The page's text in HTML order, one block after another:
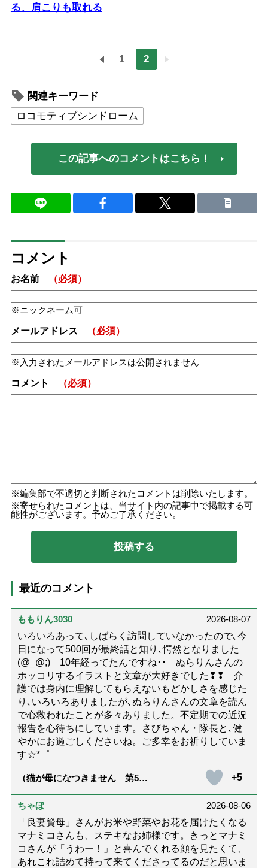
る、肩こりも取れる
1 2
関連キーワード
ロコモティブシンドローム
この記事へのコメントはこちら！
コメント
お名前 （必須）
ニックネーム可
メールアドレス （必須）
入力されたメールアドレスは公開されません
コメント （必須）
編集部で不適切と判断されたコメントは削除いたします。
寄せられたコメントは、当サイト内の記事中で掲載する可
能性がございます。予めご了承ください。
最近のコメント
ももりん3030
2026-08-07
いろいろあって､しばらく訪問していなかったので､今
日になって500回が最終話と知り､愕然となりました
(@_@;) 10年経ってたんですね･･ ぬらりんさんの
ホッコリするイラストと文章が大好きでした❢❢ 介
護では身内に理解してもらえないもどかしさを感じた
り､いろいろありましたが､ぬらりんさんの文章を読ん
で心救われたことが多々ありました。不定期での近況
報告を心待ちにしています。さびちゃん・隊長と､健
やかにお過ごしくださいね。ご多幸をお祈りしていま
す☆*゜
（猫が母になつきません 第500
+5
ちゃぼ
2026-08-06
「良妻賢母」さんがお米や野菜やお花を届けたくなる
マナミコさんも、ステキなお姉様です。きっとマナミ
コさんが「うわー！」と喜んでくれる顔を見たくて、
あれこれ詰めて持って来てくださってるのだと思いま